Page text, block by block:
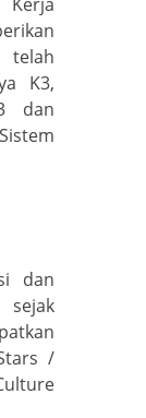
telah
K3,
dan
dan
sejak
/